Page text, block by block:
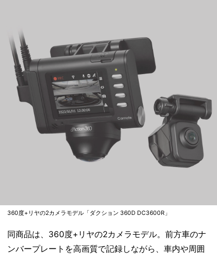
360度+リヤの2カメラモデル「ダクション 360D DC3600R」
同商品は、360度+リヤの2カメラモデル。前方車のナ
ンバープレートを高画質で記録しながら、車内や周囲